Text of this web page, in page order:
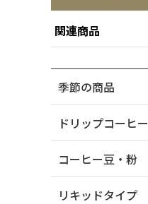
関連商品
季節の商品
ドリップコーヒー
コーヒー豆・粉
リキッドタイプ